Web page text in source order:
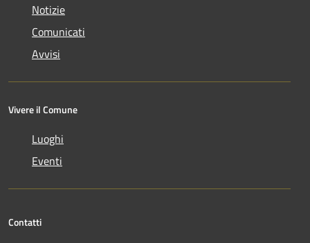
Notizie
Comunicati
Avvisi
Vivere il Comune
Luoghi
Eventi
Contatti